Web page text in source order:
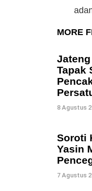
MORE
Tapak
8 Agustus
Soroti
Yasin
7 Agustus